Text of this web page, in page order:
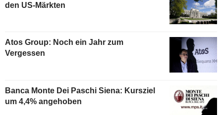
den US-Märkten
Atos Group: Noch ein Jahr zum
Vergessen
Banca Monte Dei Paschi Siena: Kursziel
um 4,4% angehoben